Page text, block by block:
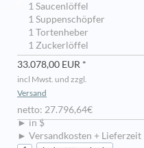
1 Saucenlöffel
1 Suppenschöpfer
1 Tortenheber
1 Zuckerlöffel
33.078,00 EUR *
incl Mwst. und zzgl.
Versand
netto: 27.796,64€
► in $
► Versandkosten + Lieferzeit